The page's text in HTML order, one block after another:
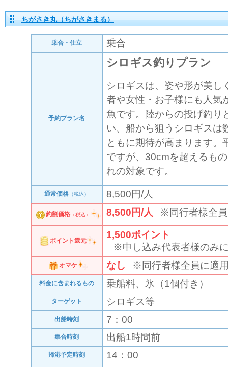
ちがさき丸（ちがさきまる）
乗合・仕立 乗合
予約プラン名
シロギス釣りプラン
シロギスは、姿や形が美し
者や女性・お子様にも人気
魚です。陸からの投げ釣り
い、船から狙うシロギスは
ともに期待が高まります。
ですが、30cmを超えるも
れの対象です。
通常価格 （税込） 8,500円/人
釣割価格（税込） 8,500円/人 ※同行者様全
ポイント還元
1,500ポイント
※申し込み代表者様のみ
オマケ なし ※同行者様全員に適
料金に含まれるもの 乗船料、氷（1個付き）
ターゲット シロギス等
出船時刻 7：00
集合時刻 出船1時間前
帰港予定時刻 14：00